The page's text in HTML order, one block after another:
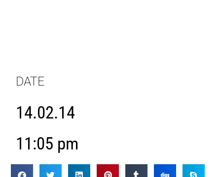
DATE
14.02.14
11:05 pm